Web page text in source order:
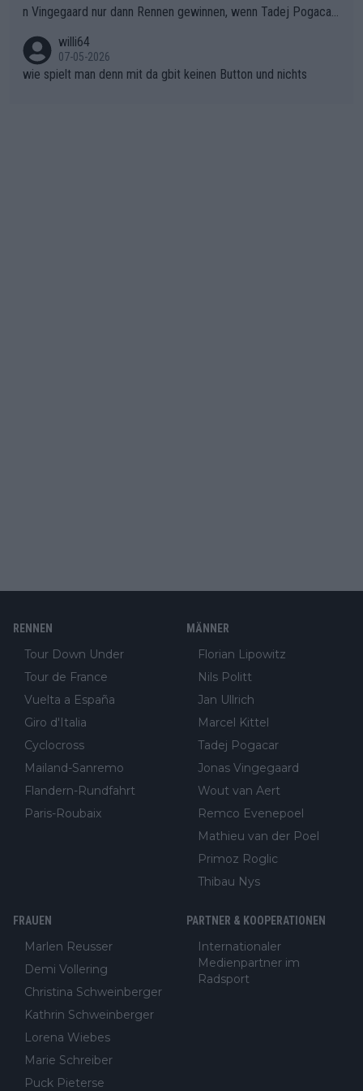
er SD Worx und Vollering müssen jetzt All-In gehen. (gregman
n)
n Vingegaard nur dann Rennen gewinnen, wenn Tadej Pogacar
willi64
07-05-2026
wie spielt man denn mit da gbit keinen Button und nichts
RENNEN
Tour Down Under
Tour de France
Vuelta a España
Giro d'Italia
Cyclocross
Mailand-Sanremo
Flandern-Rundfahrt
Paris-Roubaix
MÄNNER
Florian Lipowitz
Nils Politt
Jan Ullrich
Marcel Kittel
Tadej Pogacar
Jonas Vingegaard
Wout van Aert
Remco Evenepoel
Mathieu van der Poel
Primoz Roglic
Thibau Nys
FRAUEN
Marlen Reusser
Demi Vollering
Christina Schweinberger
Kathrin Schweinberger
Lorena Wiebes
Marie Schreiber
Puck Pieterse
PARTNER & KOOPERATIONEN
Internationaler
Medienpartner im
Radsport